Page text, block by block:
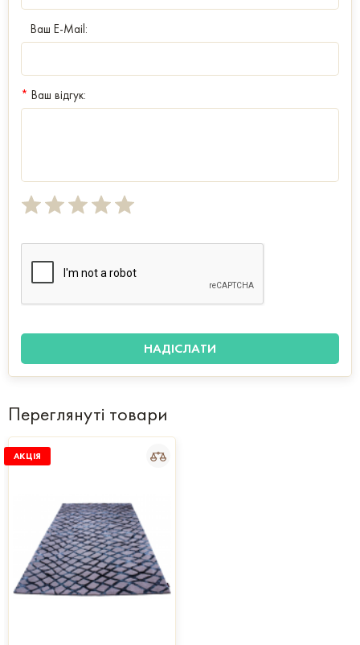
Ваш E-Mail:
* Ваш відгук:
Переглянуті товари
АКЦІЯ